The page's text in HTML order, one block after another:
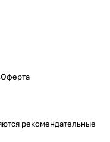
Оферта
рекомендательные